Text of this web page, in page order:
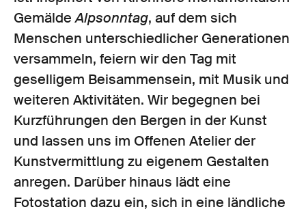
GemäldeAlpsonntag, auf dem sich
Menschen unterschiedlicher Generationen
versammeln, feiern wir den Tag mit
geselligem Beisammensein, mit Musik und
weiteren Aktivitäten. Wir begegnen bei
Kurzführungen den Bergen in der Kunst
und lassen uns im Offenen Atelier der
Kunstvermittlung zu eigenem Gestalten
anregen. Darüber hinaus lädt eine
Fotostation dazu ein, sich in eine ländliche